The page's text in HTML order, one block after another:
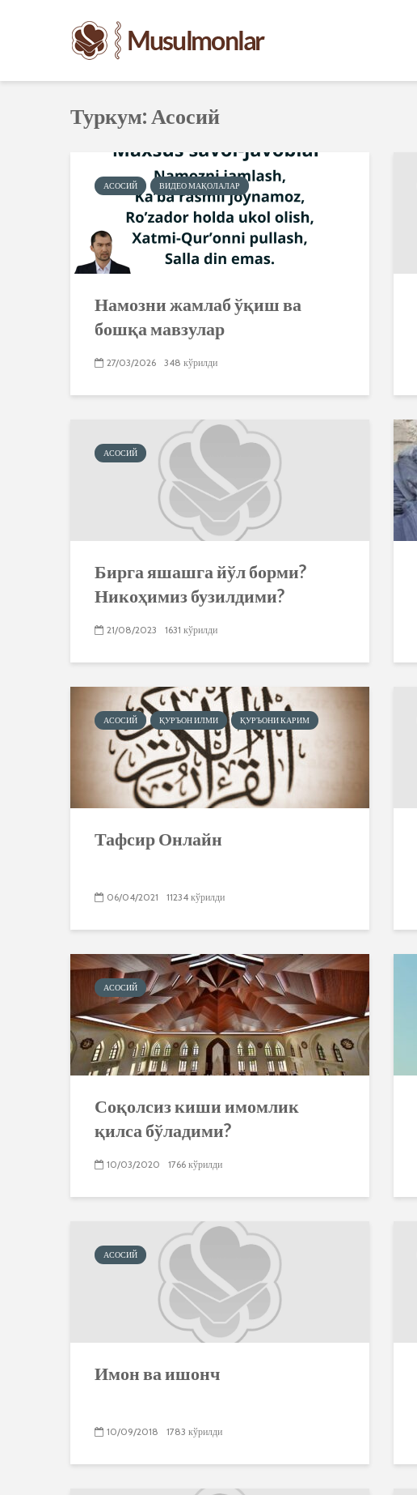
Туркум: Асосий
АСОСИЙ ВИДЕО МАҚОЛАЛАР
Намозни жамлаб ўқиш ва
бошқа мавзулар
27/03/2026 348 кўрилди
АСОСИЙ
Бирга яшашга йўл борми?
Никоҳимиз бузилдими?
21/08/2023 1631 кўрилди
АСОСИЙ ҚУРЪОН ИЛМИ ҚУРЪОНИ КАРИМ
Тафсир Онлайн
06/04/2021 11234 кўрилди
АСОСИЙ
Соқолсиз киши имомлик
қилса бўладими?
10/03/2020 1766 кўрилди
АСОСИЙ
Имон ва ишонч
10/09/2018 1783 кўрилди